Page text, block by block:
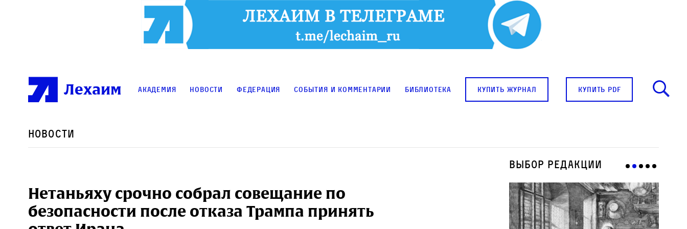
Лехаим Академия Новости Федерация События и комментарии Библиотека купить журнал купить pdf
Новости
Нетаньяху срочно собрал совещание по
безопасности после отказа Трампа принять
Выбор редакции